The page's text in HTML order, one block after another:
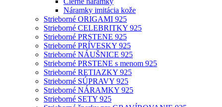
Náramky imitácia kože
Strieborné ORIGAMI 925
Strieborné CELEBRITKY 925
Strieborné PRSTENE 925
Strieborné PRÍVESKY 925
Strieborné NÁUŠNICE 925
Strieborné PRSTENE s menom 925
Strieborné RETIAZKY 925
Strieborné SÚPRAVY 925
Strieborné NÁRAMKY 925
Strieborné SETY 925